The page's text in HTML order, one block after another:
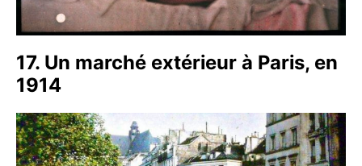
17. Un marché extérieur à Paris, en
1914